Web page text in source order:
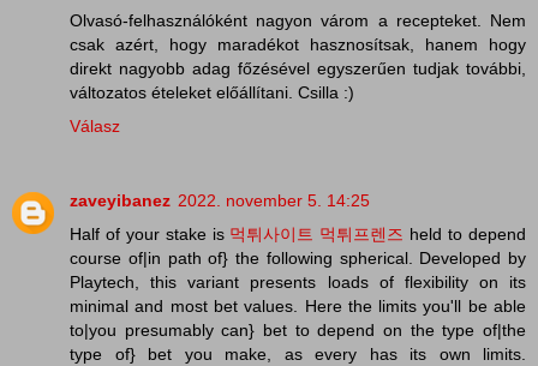
Olvasó-felhasználóként nagyon várom a recepteket. Nem
csak azért, hogy maradékot hasznosítsak, hanem hogy
direkt nagyobb adag főzésével egyszerűen tudjak további,
változatos ételeket előállítani. Csilla :)
Válasz
zaveyibanez 2022. november 5. 14:25
Half of your stake is 먹튀사이트 먹튀프렌즈 held to depend
course of|in path of} the following spherical. Developed by
Playtech, this variant presents loads of flexibility on its
minimal and most bet values. Here the limits you'll be able
to|you presumably can} bet to depend on the type of|the
type of} bet you make, as every has its own limits.